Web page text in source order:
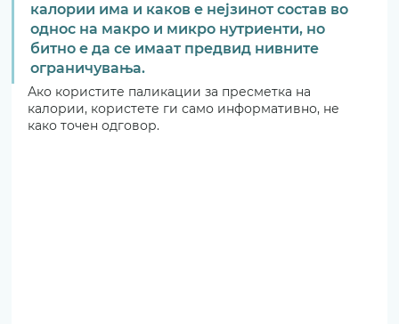
калории има и каков е нејзинот состав во
однос на макро и микро нутриенти, но
битно е да се имаат предвид нивните
ограничувања.
Ако користите паликации за пресметка на
калории, користете ги само информативно, не
како точен одговор.